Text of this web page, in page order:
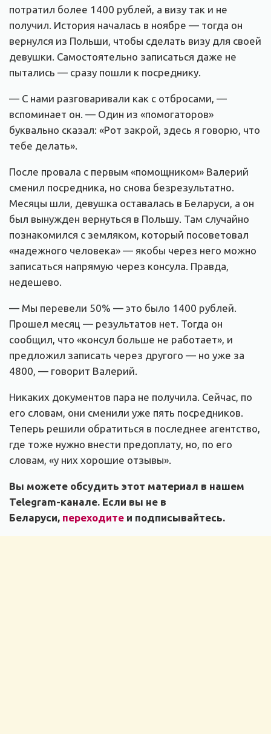
потратил более 1400 рублей, а визу так и не
получил. История началась в ноябре — тогда он
вернулся из Польши, чтобы сделать визу для своей
девушки. Самостоятельно записаться даже не
пытались — сразу пошли к посреднику.
— С нами разговаривали как с отбросами, —
вспоминает он. — Один из «помогаторов»
буквально сказал: «Рот закрой, здесь я говорю, что
тебе делать».
После провала с первым «помощником» Валерий
сменил посредника, но снова безрезультатно.
Месяцы шли, девушка оставалась в Беларуси, а он
был вынужден вернуться в Польшу. Там случайно
познакомился с земляком, который посоветовал
«надежного человека» — якобы через него можно
записаться напрямую через консула. Правда,
недешево.
— Мы перевели 50% — это было 1400 рублей.
Прошел месяц — результатов нет. Тогда он
сообщил, что «консул больше не работает», и
предложил записать через другого — но уже за
4800, — говорит Валерий.
Никаких документов пара не получила. Сейчас, по
его словам, они сменили уже пять посредников.
Теперь решили обратиться в последнее агентство,
где тоже нужно внести предоплату, но, по его
словам, «у них хорошие отзывы».
Вы можете обсудить этот материал в нашем
Telegram-канале. Если вы не в
Беларуси, переходите и подписывайтесь.